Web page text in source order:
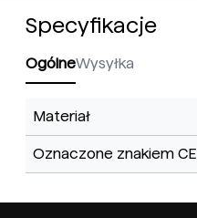
Specyfikacje
OgólneWysyłka
Materiał
Oznaczone znakiem CE